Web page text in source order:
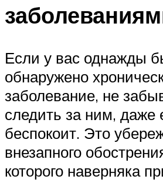
Если у вас однажды
обнаружено
заболевание, не
следить за ним, даже
беспокоит. Это
внезапного
которого наверняка